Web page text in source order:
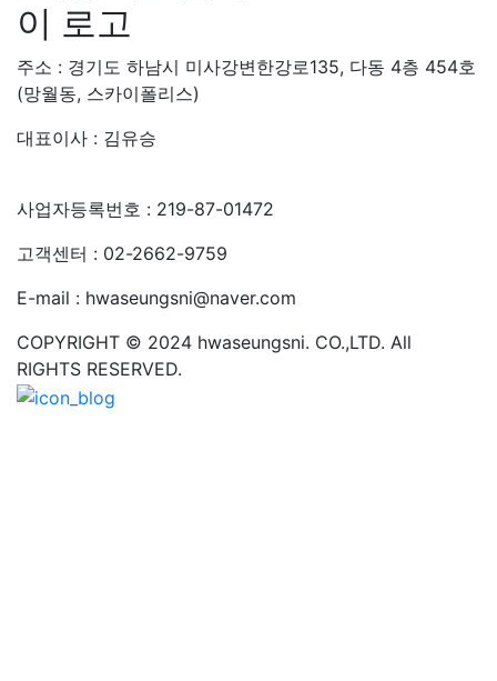
주소 : 경기도 하남시 미사강변한강로135, 다동 4층 454호
(망월동, 스카이폴리스)
대표이사 : 김유승
사업자등록번호 : 219-87-01472
고객센터 : 02-2662-9759
E-mail : hwaseungsni@naver.com
COPYRIGHT © 2024 hwaseungsni. CO.,LTD. All
RIGHTS RESERVED.